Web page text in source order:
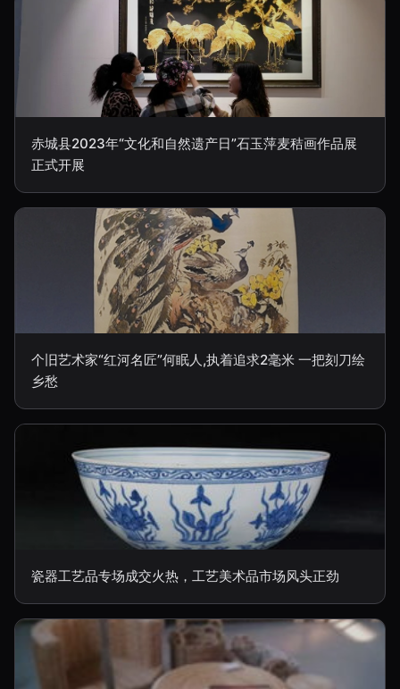
赤城县2023年“文化和自然遗产日”石玉萍麦秸画作品展
正式开展
个旧艺术家“红河名匠”何眠人,执着追求2毫米 一把刻刀绘
乡愁
瓷器工艺品专场成交火热，工艺美术品市场风头正劲